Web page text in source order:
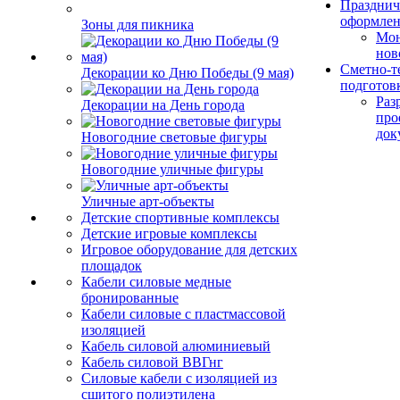
Зоны для пикника
Декорации ко Дню Победы (9 мая)
Декорации на День города
Новогодние световые фигуры
Новогодние уличные фигуры
Уличные арт-объекты
Детские спортивные комплексы
Детские игровые комплексы
Игровое оборудование для детских
площадок
Кабели силовые медные
бронированные
Кабели силовые с пластмассовой
изоляцией
Кабель силовой алюминиевый
Кабель силовой ВВГнг
Силовые кабели с изоляцией из
сшитого полиэтилена
Сметно-